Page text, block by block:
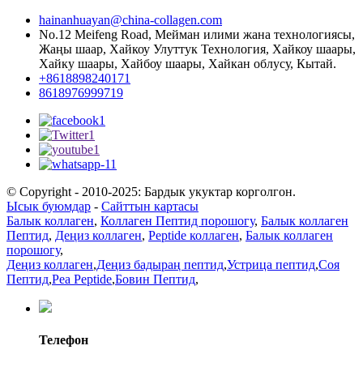
hainanhuayan@china-collagen.com
No.12 Meifeng Road, Мейман илими жана технологиясы,
Жаңы шаар, Хайкоу Улуттук Технология, Хайкоу шаары,
Хайку шаары, Хайбоу шаары, Хайкан облусу, Кытай.
+8618898240171
8618976999719
© Copyright - 2010-2025: Бардык укуктар корголгон.
Ысык буюмдар - Сайттын картасы
Балык коллаген, Коллаген Пептид порошогу, Балык коллаген
Пептид, Деңиз коллаген, Peptide коллаген, Балык коллаген
порошогу,
Деңиз коллаген,Деңиз бадыраң пептид,Устрица пептид,Соя
Пептид,Pea Peptide,Бовин Пептид,
Телефон